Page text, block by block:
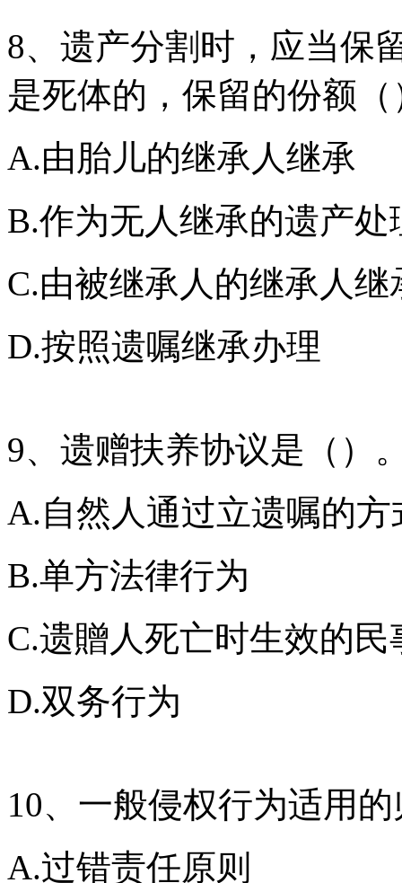
8、遗产分割时，应当保
是死体的，保留的份额（
A.由胎儿的继承人继承
B.作为无人继承的遗产处
C.由被继承人的继承人继
D.按照遗嘱继承办理
9、遗赠扶养协议是（）
A.自然人通过立遗嘱的
B.单方法律行为
C.遗贈人死亡时生效的民
D.双务行为
10、一般侵权行为适用
A.过错责任原则